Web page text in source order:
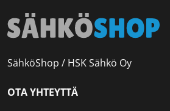
SähköShop / HSK Sähkö Oy
OTA YHTEYTTÄ